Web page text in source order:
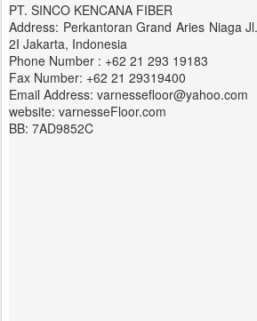
PT. SINCO KENCANA FIBER
Address: Perkantoran Grand Aries Niaga
2I Jakarta, Indonesia
Phone Number : +62 21 293 19183
Fax Number: +62 21 29319400
Email Address: varnessefloor@yahoo.com
website: varnesseFloor.com
BB: 7AD9852C